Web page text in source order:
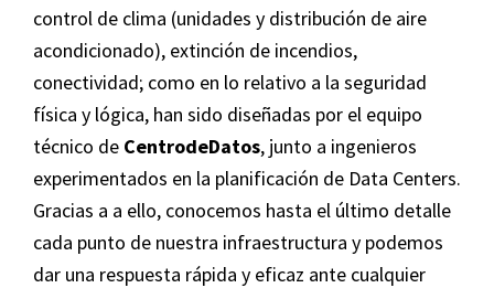
control de clima (unidades y distribución de aire
acondicionado), extinción de incendios,
conectividad; como en lo relativo a la seguridad
física y lógica, han sido diseñadas por el equipo
técnico de CentrodeDatos, junto a ingenieros
experimentados en la planificación de Data Centers.
Gracias a a ello, conocemos hasta el último detalle
cada punto de nuestra infraestructura y podemos
dar una respuesta rápida y eficaz ante cualquier